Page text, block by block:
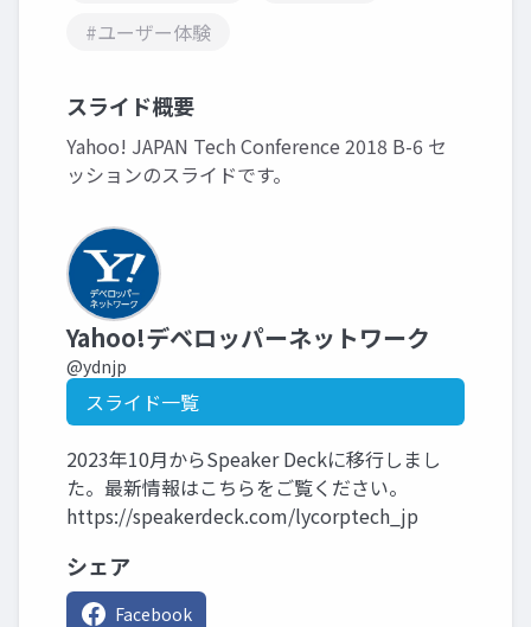
#ユーザー体験
スライド概要
Yahoo! JAPAN Tech Conference 2018 B-6 セ
ッションのスライドです。
Yahoo!デベロッパーネットワーク
@ydnjp
スライド一覧
2023年10月からSpeaker Deckに移行しまし
た。最新情報はこちらをご覧ください。
https://speakerdeck.com/lycorptech_jp
シェア
Facebook